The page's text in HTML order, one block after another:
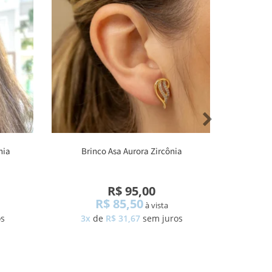
Brinco Asa Aurora Zircônia
R$ 95,00
R$ 85,50à vista
3x de R$ 31,67 sem juros